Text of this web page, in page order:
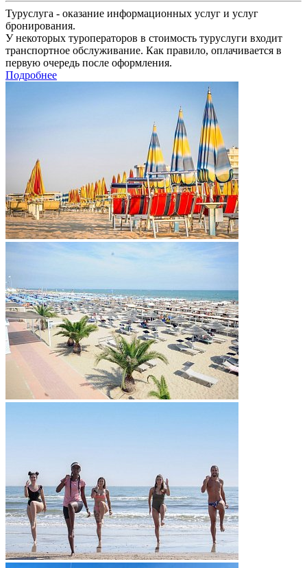
Туруслуга - оказание информационных услуг и услуг
бронирования.
У некоторых туроператоров в стоимость туруслуги входит
транспортное обслуживание. Как правило, оплачивается в
первую очередь после оформления.
Подробнее